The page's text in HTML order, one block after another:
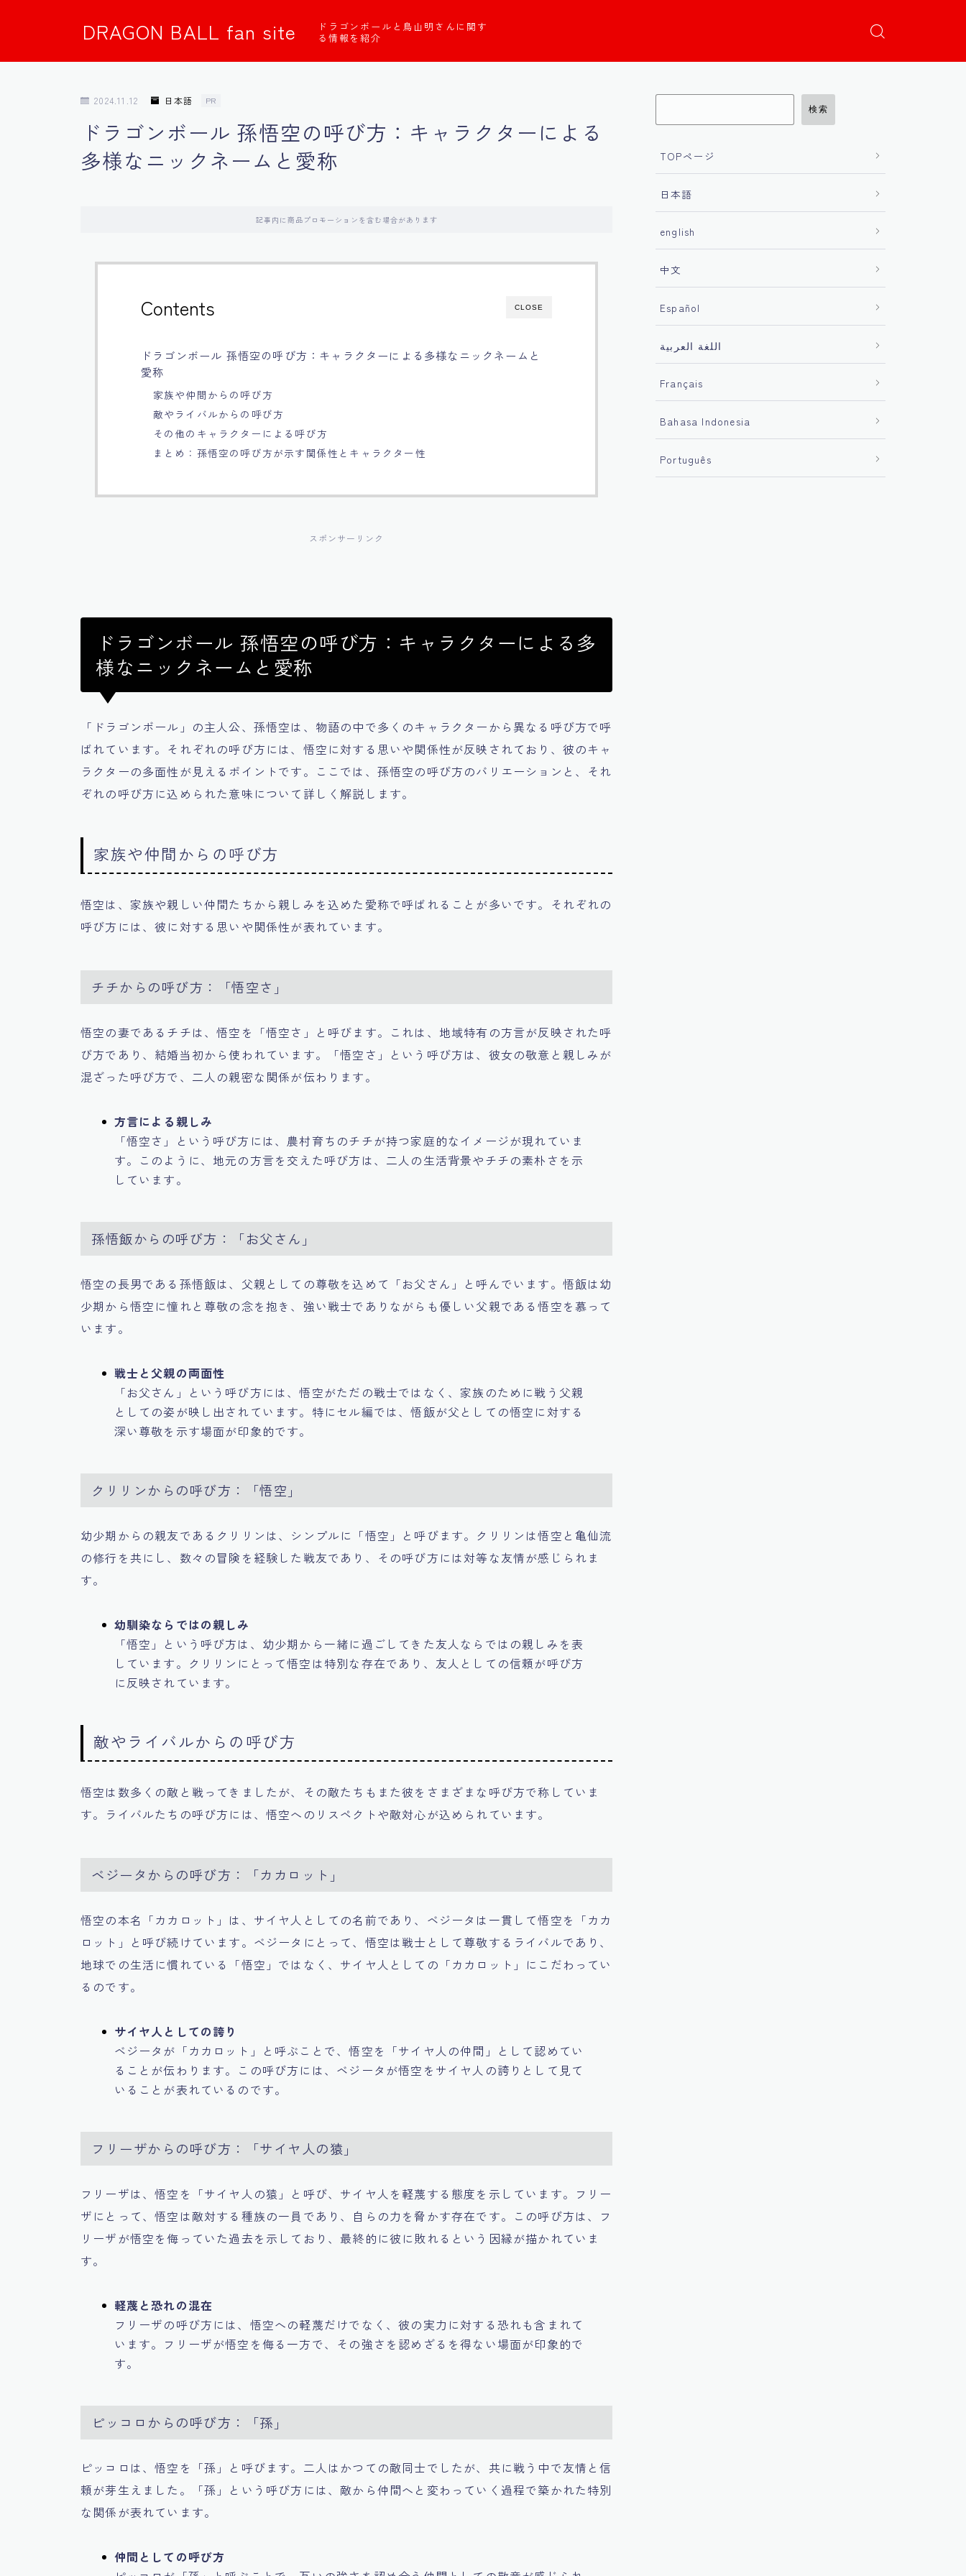
DRAGON BALL fan site
ドラゴンボールと鳥山明さんに関す
る情報を紹介
2024.11.12 日本語 PR
ドラゴンボール 孫悟空の呼び方：キャラクターによる
多様なニックネームと愛称
記事内に商品プロモーションを含む場合があります
CLOSE
Contents
ドラゴンボール 孫悟空の呼び方：キャラクターによる多様なニックネームと
愛称
家族や仲間からの呼び方
敵やライバルからの呼び方
その他のキャラクターによる呼び方
まとめ：孫悟空の呼び方が示す関係性とキャラクター性
スポンサーリンク
ドラゴンボール 孫悟空の呼び方：キャラクターによる多
様なニックネームと愛称
「ドラゴンボール」の主人公、孫悟空は、物語の中で多くのキャラクターから異なる呼び方で呼
ばれています。それぞれの呼び方には、悟空に対する思いや関係性が反映されており、彼のキャ
ラクターの多面性が見えるポイントです。ここでは、孫悟空の呼び方のバリエーションと、それ
ぞれの呼び方に込められた意味について詳しく解説します。
家族や仲間からの呼び方
悟空は、家族や親しい仲間たちから親しみを込めた愛称で呼ばれることが多いです。それぞれの
呼び方には、彼に対する思いや関係性が表れています。
チチからの呼び方：「悟空さ」
悟空の妻であるチチは、悟空を「悟空さ」と呼びます。これは、地域特有の方言が反映された呼
び方であり、結婚当初から使われています。「悟空さ」という呼び方は、彼女の敬意と親しみが
混ざった呼び方で、二人の親密な関係が伝わります。
方言による親しみ
「悟空さ」という呼び方には、農村育ちのチチが持つ家庭的なイメージが現れていま
す。このように、地元の方言を交えた呼び方は、二人の生活背景やチチの素朴さを示
しています。
孫悟飯からの呼び方：「お父さん」
悟空の長男である孫悟飯は、父親としての尊敬を込めて「お父さん」と呼んでいます。悟飯は幼
少期から悟空に憧れと尊敬の念を抱き、強い戦士でありながらも優しい父親である悟空を慕って
います。
戦士と父親の両面性
「お父さん」という呼び方には、悟空がただの戦士ではなく、家族のために戦う父親
としての姿が映し出されています。特にセル編では、悟飯が父としての悟空に対する
深い尊敬を示す場面が印象的です。
クリリンからの呼び方：「悟空」
幼少期からの親友であるクリリンは、シンプルに「悟空」と呼びます。クリリンは悟空と亀仙流
の修行を共にし、数々の冒険を経験した戦友であり、その呼び方には対等な友情が感じられま
す。
幼馴染ならではの親しみ
「悟空」という呼び方は、幼少期から一緒に過ごしてきた友人ならではの親しみを表
しています。クリリンにとって悟空は特別な存在であり、友人としての信頼が呼び方
に反映されています。
敵やライバルからの呼び方
悟空は数多くの敵と戦ってきましたが、その敵たちもまた彼をさまざまな呼び方で称していま
す。ライバルたちの呼び方には、悟空へのリスペクトや敵対心が込められています。
ベジータからの呼び方：「カカロット」
悟空の本名「カカロット」は、サイヤ人としての名前であり、ベジータは一貫して悟空を「カカ
ロット」と呼び続けています。ベジータにとって、悟空は戦士として尊敬するライバルであり、
地球での生活に慣れている「悟空」ではなく、サイヤ人としての「カカロット」にこだわってい
るのです。
サイヤ人としての誇り
ベジータが「カカロット」と呼ぶことで、悟空を「サイヤ人の仲間」として認めてい
ることが伝わります。この呼び方には、ベジータが悟空をサイヤ人の誇りとして見て
いることが表れているのです。
フリーザからの呼び方：「サイヤ人の猿」
フリーザは、悟空を「サイヤ人の猿」と呼び、サイヤ人を軽蔑する態度を示しています。フリー
ザにとって、悟空は敵対する種族の一員であり、自らの力を脅かす存在です。この呼び方は、フ
リーザが悟空を侮っていた過去を示しており、最終的に彼に敗れるという因縁が描かれていま
す。
軽蔑と恐れの混在
フリーザの呼び方には、悟空への軽蔑だけでなく、彼の実力に対する恐れも含まれて
います。フリーザが悟空を侮る一方で、その強さを認めざるを得ない場面が印象的で
す。
ピッコロからの呼び方：「孫」
ピッコロは、悟空を「孫」と呼びます。二人はかつての敵同士でしたが、共に戦う中で友情と信
頼が芽生えました。「孫」という呼び方には、敵から仲間へと変わっていく過程で築かれた特別
な関係が表れています。
仲間としての呼び方
検索
TOPページ
日本語
english
中文
Español
اللغة العربية
Français
Bahasa Indonesia
Português